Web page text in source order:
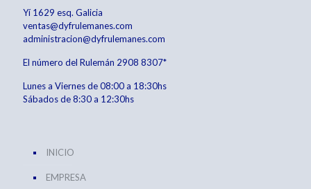
Yí 1629 esq. Galicia
ventas@dyfrulemanes.com
administracion@dyfrulemanes.com
El número del Rulemán 2908 8307*
Lunes a Viernes de 08:00 a 18:30hs
Sábados de 8:30 a 12:30hs
INICIO
EMPRESA